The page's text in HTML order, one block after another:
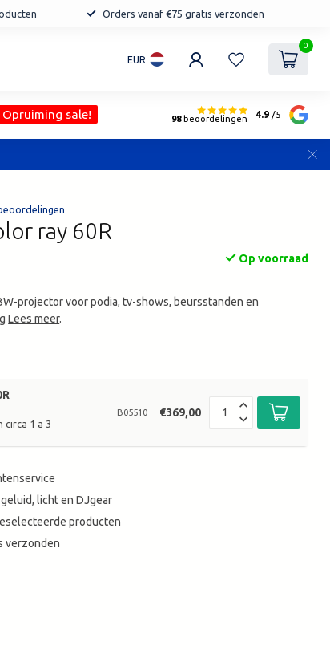
Orders vanaf €75 gratis verzonden
EUR
0
Opruiming sale! 98beoordelingen 4.9 /5
ray 60R
Op voorraad
projector voor podia, tv-shows, beursstanden en
Lees meer.
circa 1 a 3
B05510 €369,00
licht en DJgear
producten
verzonden